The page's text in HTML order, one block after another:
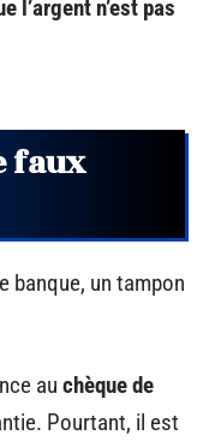
l’argent n’est pas
faux
banque, un tampon
au chèque de
Pourtant, il est